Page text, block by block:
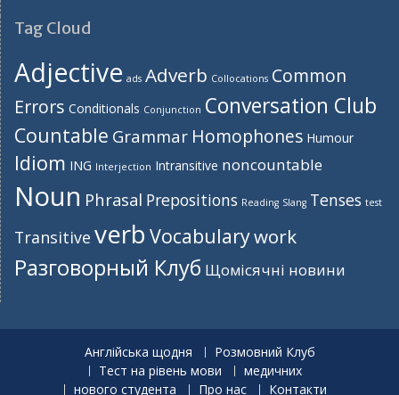
Tag Cloud
Adjective ads Adverb Collocations Common
Errors Conditionals Conjunction Conversation Club
Countable Grammar Homophones Humour
Idiom ING Interjection Intransitive noncountable
Noun Phrasal Prepositions Reading Slang Tenses test
Transitive verb Vocabularywork
Разговорный Клуб Щомісячні новини
Англійська щодня
Розмовний Клуб
Тест на рівень мови
медичних
нового студента
Про нас Контакти